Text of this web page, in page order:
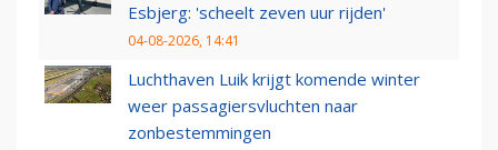
Esbjerg: 'scheelt zeven uur rijden'
04-08-2026, 14:41
Luchthaven Luik krijgt komende winter
weer passagiersvluchten naar
zonbestemmingen